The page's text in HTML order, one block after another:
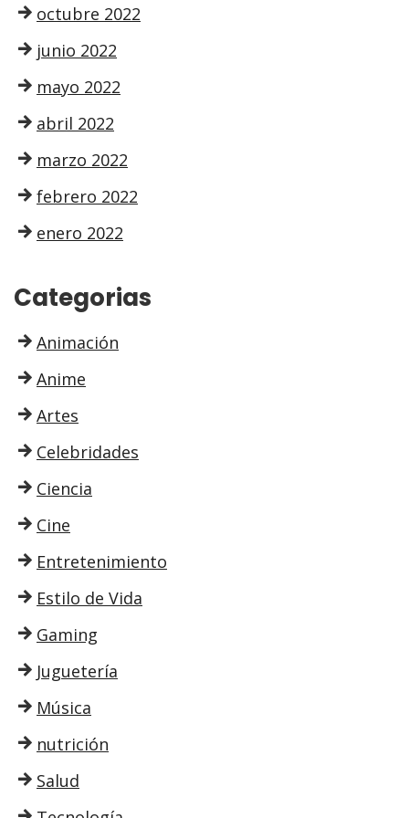
octubre 2022
junio 2022
mayo 2022
abril 2022
marzo 2022
febrero 2022
enero 2022
Categorias
Animación
Anime
Artes
Celebridades
Ciencia
Cine
Entretenimiento
Estilo de Vida
Gaming
Juguetería
Música
nutrición
Salud